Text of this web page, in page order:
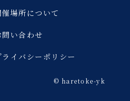
催場所について
問い合わせ
ライバシーポリシー
©️ haretoke-yk